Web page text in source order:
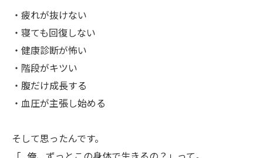
・疲れが抜けない
・寝ても回復しない
・健康診断が怖い
・階段がキツい
・腹だけ成長する
・血圧が主張し始める
そして思ったんです。